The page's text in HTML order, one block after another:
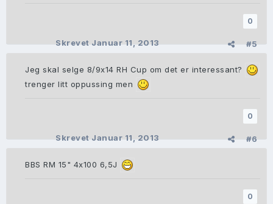
0
#5
SkrevetJanuar 11, 2013
Jeg skal selge 8/9x14 RH Cup om det er interessant?
trenger litt oppussing men
0
#6
SkrevetJanuar 11, 2013
BBS RM 15" 4x100 6,5J
0